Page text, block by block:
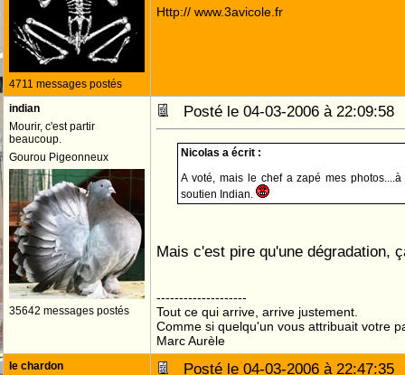
4711 messages postés
Http:// www.3avicole.fr
indian
Mourir, c'est partir
beaucoup.
Gourou Pigeonneux
35642 messages postés
Posté le 04-03-2006 à
Nicolas a écrit :
A voté, mais le chef a zapé mes
soutien Indian.
Mais c'est pire qu'une dégradation,
--------------------
Tout ce qui arrive, arrive justement.
Comme si quelqu'un vous attribuait votre
Marc Aurèle
le chardon
Posté le 04-03-2006 à